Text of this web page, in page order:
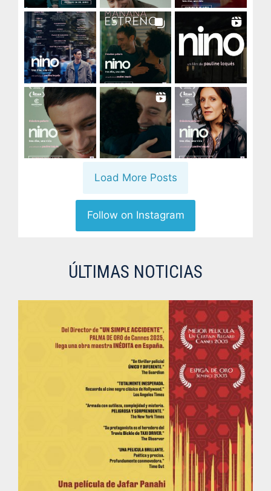
Load More Posts
Follow on Instagram
ÚLTIMAS NOTICIAS